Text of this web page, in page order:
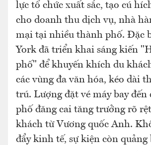
lực tổ chức xuất sắc, tạo cú
cho doanh thu dịch vụ, nhà
mại tại nhiều thành phố. Đặc
York đã triển khai sáng kiến
phố" để khuyến khích du
các vùng đa văn hóa, kéo dài
trú. Lượng đặt vé máy bay đến
phố đăng cai tăng trưởng rõ
khách từ Vương quốc Anh.
đẩy kinh tế, sự kiện còn